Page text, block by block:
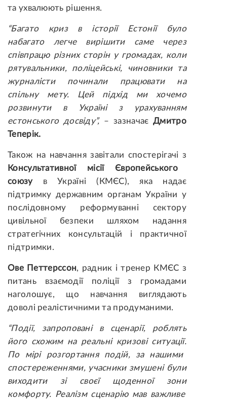
та ухвалюють рішення.
“Багато криз в історії Естонії було
набагато легче вирішити саме через
співпрацю різних сторін у громадах, коли
рятувальники, поліцейські, чиновники та
журналісти починали працювати на
спільну мету. Цей підхід ми хочемо
розвинути в Україні з урахуванням
естонського досвіду”, – зазначаєДмитро
Теперік.
Також на навчання завітали спостерігачі з
Консультативної місії Європейського
союзув Україні (КМЄС), яка надає
підтримку державним органам України у
послідовному реформуванні сектору
цивільної безпеки шляхом надання
стратегічних консультацій і практичної
підтримки.
Ове Петтерссон, радник і тренер КМЄС з
питань взаємодії поліції з громадами
наголошує, що навчання виглядають
доволі реалістичними та продуманими.
“Події, запроповані в сценарії,
роблять
його схожимна реальні кризові ситуації.
По мірі розгортання подій, за нашими
спостереженнями, учасники змушені були
виходити
зі своєї щоденної зони
комфорту. Реалізм сценарію мав важливе